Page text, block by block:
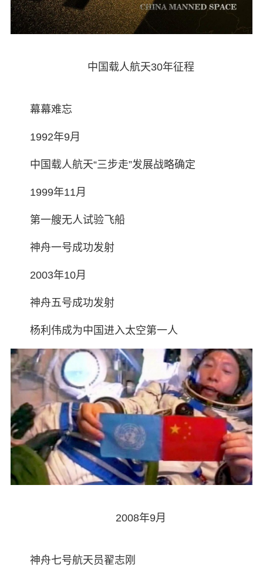
中国载人航天30年征程
幕幕难忘
1992年9月
中国载人航天“三步走”发展战略确定
1999年11月
第一艘无人试验飞船
神舟一号成功发射
2003年10月
神舟五号成功发射
杨利伟成为中国进入太空第一人
2008年9月
神舟七号航天员翟志刚